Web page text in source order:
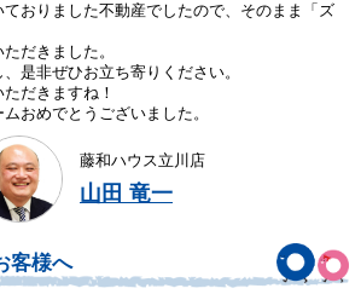
おりました不動産でしたので、そのまま「ズ
だきました。
是非ぜひお立ち寄りください。
だきますね！
おめでとうございました。
藤和ハウス立川店
山田 竜一
客様へ